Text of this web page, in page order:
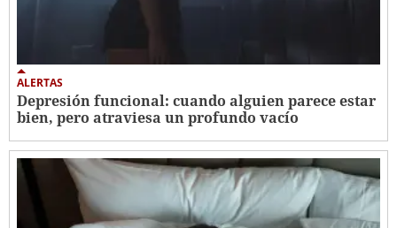
ALERTAS
Depresión funcional: cuando alguien parece estar
bien, pero atraviesa un profundo vacío